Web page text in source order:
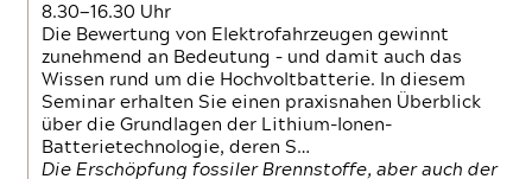
8.30—16.30 Uhr
Die Bewertung von Elektrofahrzeugen gewinnt
zunehmend an Bedeutung – und damit auch das
Wissen rund um die Hochvoltbatterie. In diesem
Seminar erhalten Sie einen praxisnahen Überblick
über die Grundlagen der Lithium-Ionen-
Batterietechnologie, deren S…
Die Erschöpfung fossiler Brennstoffe, aber auch der